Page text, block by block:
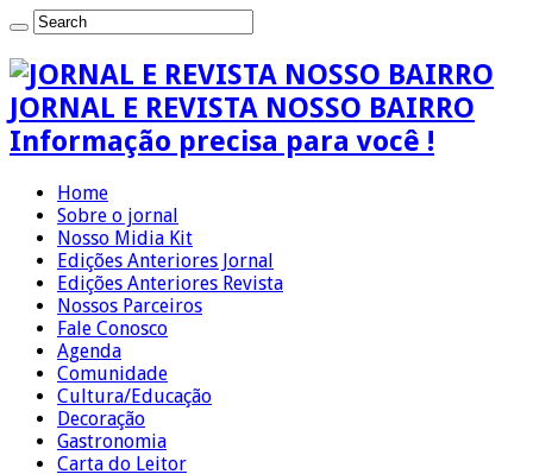
JORNAL E REVISTA NOSSO BAIRRO
Informação precisa para você !
Home
Sobre o jornal
Nosso Midia Kit
Edições Anteriores Jornal
Edições Anteriores Revista
Nossos Parceiros
Fale Conosco
Agenda
Comunidade
Cultura/Educação
Decoração
Gastronomia
Carta do Leitor